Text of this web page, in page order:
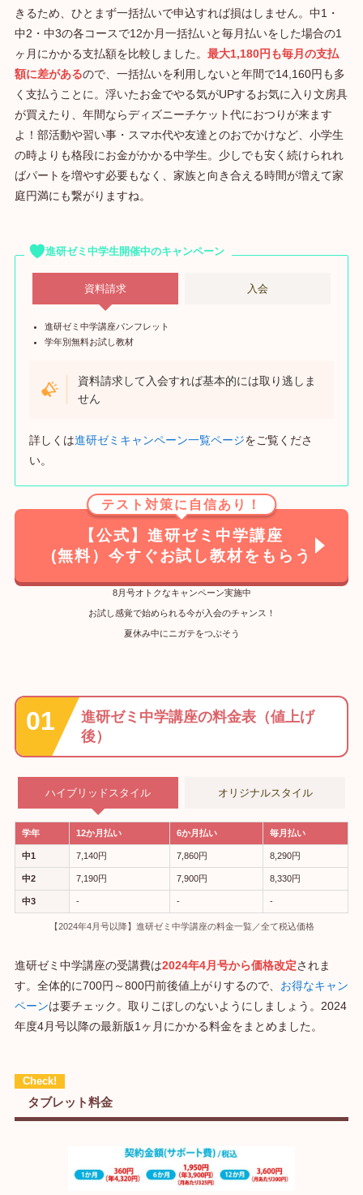
きるため、ひとまず一括払いで申込すれば損はしません。中1・
中2・中3の各コースで12か月一括払いと毎月払いをした場合の1
ヶ月にかかる支払額を比較しました。 最大1,180円も毎月の支払
額に差があるので、一括払いを利用しないと年間で14,160円も多
く支払うことに。浮いたお金でやる気がUPするお気に入り文房具
が買えたり、年間ならディズニーチケット代におつりが来ます
よ！部活動や習い事・スマホ代や友達とのおでかけなど、小学生
の時よりも格段にお金がかかる中学生。少しでも安く続けられれ
ばパートを増やす必要もなく、家族と向き合える時間が増えて家
庭円満にも繋がりますね。
進研ゼミ中学生開催中のキャンペーン
資料請求 入会
進研ゼミ中学講座パンフレット
学年別無料お試し教材
資料請求して入会すれば基本的には取り逃しま
せん
詳しくは進研ゼミキャンペーン一覧ページをご覧くださ
い。
テスト対策に自信あり！
【公式】進研ゼミ中学講座
(無料）今すぐお試し教材をもらう
8月号オトクなキャンペーン実施中
お試し感覚で始められる今が入会のチャンス！
夏休み中にニガテをつぶそう
進研ゼミ中学講座の料金表（値上げ
後）
ハイブリッドスタイル オリジナルスタイル
学年 12か月払い 6か月払い 毎月払い
中1 7,140円 7,860円 8,290円
中2 7,190円 7,900円 8,330円
中3 ‐ ‐ ‐
【2024年4月号以降】進研ゼミ中学講座の料金一覧／全て税込価格
進研ゼミ中学講座の受講費は2024年4月号から価格改定されま
す。全体的に700円～800円前後値上がりするので、 お得なキャン
ペーンは要チェック。取りこぼしのないようにしましょう。2024
年度4月号以降の最新版1ヶ月にかかる料金をまとめました。
タブレット料金